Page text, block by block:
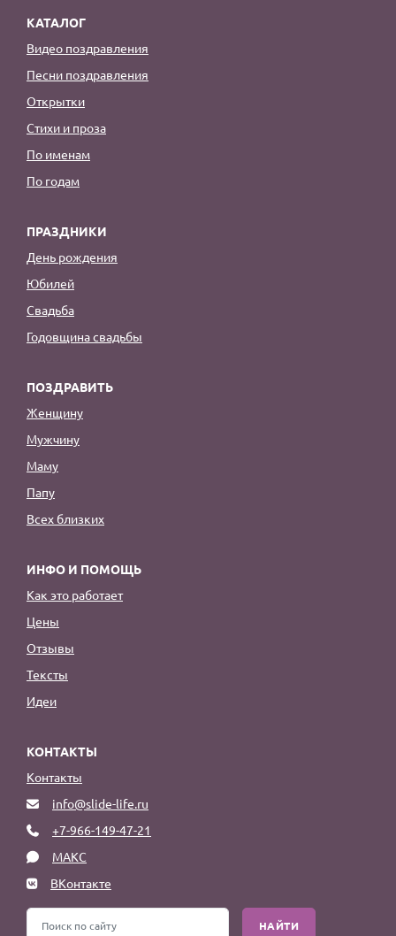
КАТАЛОГ
Видео поздравления
Песни поздравления
Открытки
Стихи и проза
По именам
По годам
ПРАЗДНИКИ
День рождения
Юбилей
Свадьба
Годовщина свадьбы
ПОЗДРАВИТЬ
Женщину
Мужчину
Маму
Папу
Всех близких
ИНФО И ПОМОЩЬ
Как это работает
Цены
Отзывы
Тексты
Идеи
КОНТАКТЫ
Контакты
info@slide-life.ru
+7-966-149-47-21
МАКС
ВКонтакте
НАЙТИ